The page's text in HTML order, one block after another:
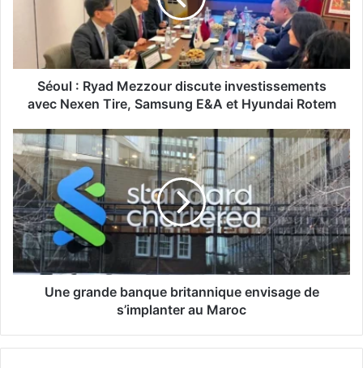
a
z
z
o
u
r
d
i
c
i
Séoul : Ryad Mezzour discute investissements
avec Nexen Tire, Samsung E&A et Hyundai Rotem
U
n
e
g
r
a
n
e
Une grande banque britannique envisage de
s’implanter au Maroc